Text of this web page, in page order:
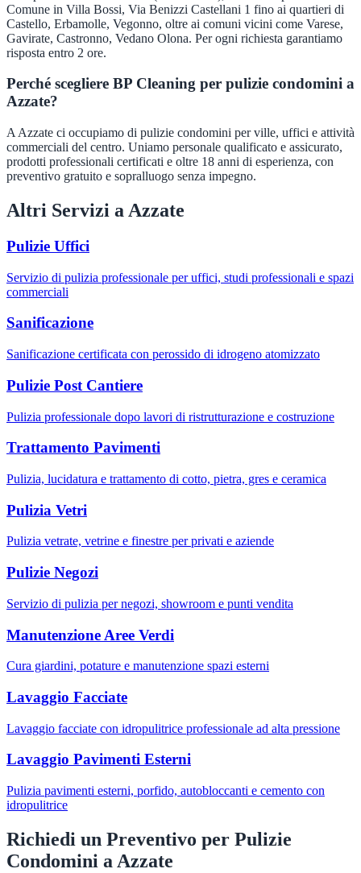
Comune in Villa Bossi, Via Benizzi Castellani 1 fino ai quartieri di
Castello, Erbamolle, Vegonno, oltre ai comuni vicini come Varese,
Gavirate, Castronno, Vedano Olona. Per ogni richiesta garantiamo
risposta entro 2 ore.
Perché scegliere BP Cleaning per pulizie condomini a
Azzate?
A Azzate ci occupiamo di pulizie condomini per ville, uffici e attività
commerciali del centro. Uniamo personale qualificato e assicurato,
prodotti professionali certificati e oltre 18 anni di esperienza, con
preventivo gratuito e sopralluogo senza impegno.
Altri Servizi a Azzate
Pulizie Uffici
Servizio di pulizia professionale per uffici, studi professionali e spazi
commerciali
Sanificazione
Sanificazione certificata con perossido di idrogeno atomizzato
Pulizie Post Cantiere
Pulizia professionale dopo lavori di ristrutturazione e costruzione
Trattamento Pavimenti
Pulizia, lucidatura e trattamento di cotto, pietra, gres e ceramica
Pulizia Vetri
Pulizia vetrate, vetrine e finestre per privati e aziende
Pulizie Negozi
Servizio di pulizia per negozi, showroom e punti vendita
Manutenzione Aree Verdi
Cura giardini, potature e manutenzione spazi esterni
Lavaggio Facciate
Lavaggio facciate con idropulitrice professionale ad alta pressione
Lavaggio Pavimenti Esterni
Pulizia pavimenti esterni, porfido, autobloccanti e cemento con
idropulitrice
Richiedi un Preventivo per Pulizie
Condomini a Azzate